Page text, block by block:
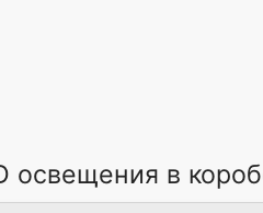
освещения в